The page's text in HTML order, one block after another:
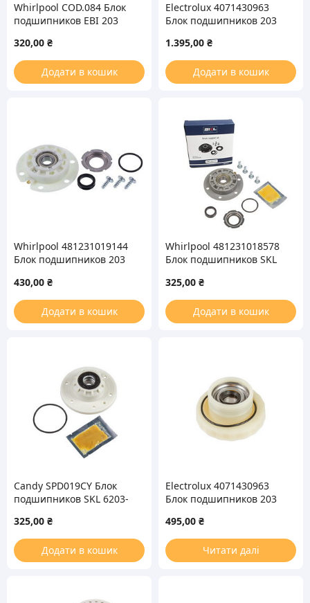
Whirlpool COD.084 Блок
подшипников EBI 203
стиральной машины
320,00 ₴
Додати в кошик
Electrolux 4071430963
Блок подшипников 203
вертикальной
стиральной машины
1.395,00 ₴
Додати в кошик
Whirlpool 481231019144
Блок подшипников 203
стиральной машины
430,00 ₴
Додати в кошик
Whirlpool 481231018578
Блок подшипников SKL
смазкой для стиральной
машины
325,00 ₴
Додати в кошик
Candy SPD019CY Блок
подшипников SKL 6203-
для вертикальной
стиральной машины
325,00 ₴
Додати в кошик
Electrolux 4071430963
Блок подшипников 203
вертикальной
стиральной машины
495,00 ₴
Читати далі